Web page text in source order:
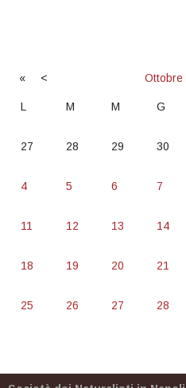
« < Ottobre
L M M G
27 28 29 30
4 5 6 7
11 12 13 14
18 19 20 21
25 26 27 28